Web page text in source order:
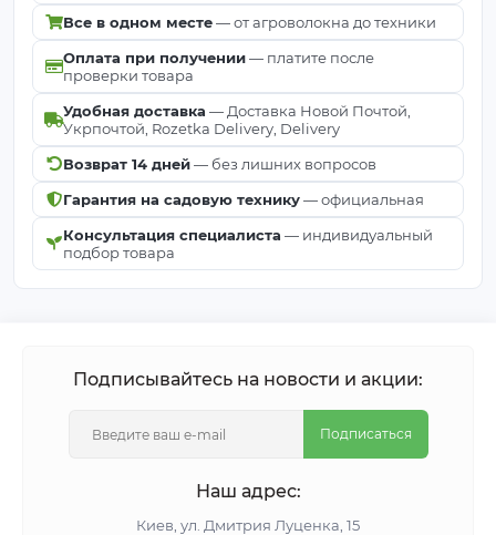
Все в одном месте— от агроволокна до техники
Оплата при получении— платите после
проверки товара
Удобная доставка — Доставка Новой Почтой,
Укрпочтой, Rozetka Delivery, Delivery
Возврат 14 дней— без лишних вопросов
Гарантия на садовую технику— официальная
Консультация специалиста — индивидуальный
подбор товара
Подписывайтесь на новости и акции:
Подписаться
Наш адрес:
Киeв, ул. Дмитрия Луценка, 15